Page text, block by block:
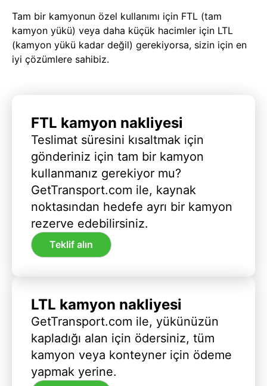
Tam bir kamyonun özel kullanımı için FTL (tam
kamyon yükü) veya daha küçük hacimler için LTL
(kamyon yükü kadar değil) gerekiyorsa, sizin için en
iyi çözümlere sahibiz.
FTL kamyon nakliyesi
Teslimat süresini kısaltmak için
gönderiniz için tam bir kamyon
kullanmanız gerekiyor mu?
GetTransport.com ile, kaynak
noktasından hedefe ayrı bir kamyon
rezerve edebilirsiniz.
Teklif alın
LTL kamyon nakliyesi
GetTransport.com ile, yükünüzün
kapladığı alan için ödersiniz, tüm
kamyon veya konteyner için ödeme
yapmak yerine.